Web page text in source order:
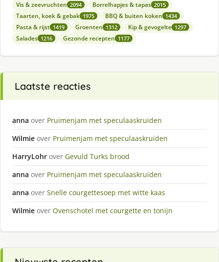
Vis & zeevruchten 2094 Borrelhapjes & tapas 2015
Taarten, koek & gebak 1975 BBQ & buiten koken 1434
Pasta & rijst 1419 Groenten 1312 Kip & gevogelte 1297
Salades 1216 Gezonde recepten 1177
Laatste reacties
anna over Pruimenjam met speculaaskruiden
Wilmie over Pruimenjam met speculaaskruiden
HarryLohr over Gevuld Turks brood
anna over Pruimenjam met speculaaskruiden
anna over Snelle courgettesoep met witte kaas
Wilmie over Ovenschotel met courgette en tonijn